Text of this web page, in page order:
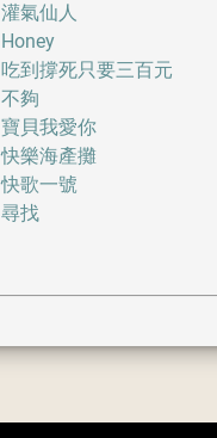
灌氣仙人
Honey
吃到撐死只要三百元
不夠
寶貝我愛你
快樂海產攤
快歌一號
尋找